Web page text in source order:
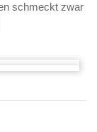
schmeckt zwar